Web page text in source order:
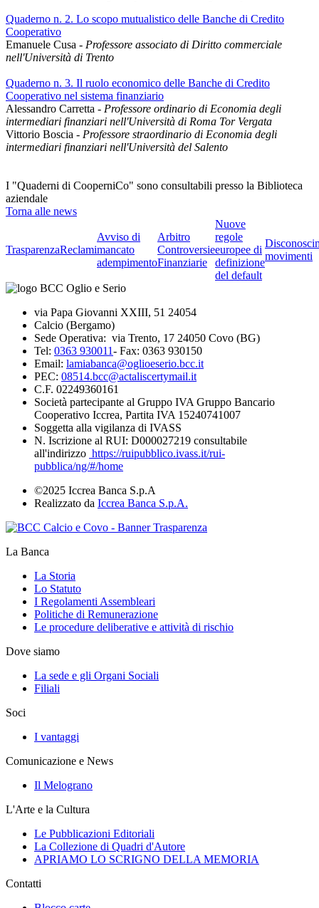
Quaderno n. 2. Lo scopo mutualistico delle Banche di Credito
Cooperativo
Emanuele Cusa - Professore associato di Diritto commerciale
nell'Università di Trento
Quaderno n. 3. Il ruolo economico delle Banche di Credito
Cooperativo nel sistema finanziario
Alessandro Carretta - Professore ordinario di Economia degli
intermediari finanziari nell'Università di Roma Tor Vergata
Vittorio Boscia - Professore straordinario di Economia degli
intermediari finanziari nell'Università del Salento
I "Quaderni di CooperniCo" sono consultabili presso la Biblioteca
aziendale
Torna alle news
TrasparenzaReclami
Avviso di
mancato
adempimento
Arbitro
Controversie
Finanziarie
Nuove
regole
europee di
definizione
del default
movimenti
via Papa Giovanni XXIII, 51 24054
Calcio (Bergamo)
Sede Operativa: via Trento, 17 24050 Covo (BG)
Tel: 0363 930011- Fax: 0363 930150
Email: lamiabanca@oglioeserio.bcc.it
PEC: 08514.bcc@actaliscertymail.it
C.F. 02249360161
Società partecipante al Gruppo IVA Gruppo Bancario
Cooperativo Iccrea, Partita IVA 15240741007
Soggetta alla vigilanza di IVASS
N. Iscrizione al RUI: D000027219 consultabile
all'indirizzo https://ruipubblico.ivass.it/rui-
pubblica/ng/#/home
©2025 Iccrea Banca S.p.A
Realizzato da Iccrea Banca S.p.A.
La Banca
La Storia
Lo Statuto
I Regolamenti Assembleari
Politiche di Remunerazione
Le procedure deliberative e attività di rischio
Dove siamo
La sede e gli Organi Sociali
Filiali
Soci
I vantaggi
Comunicazione e News
Il Melograno
L'Arte e la Cultura
Le Pubblicazioni Editoriali
La Collezione di Quadri d'Autore
APRIAMO LO SCRIGNO DELLA MEMORIA
Contatti